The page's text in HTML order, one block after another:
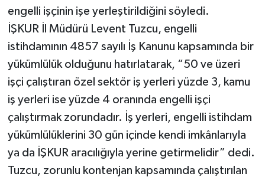
engelli işçinin işe yerleştirildiğini söyledi.
İŞKUR İl Müdürü Levent Tuzcu, engelli
istihdamının 4857 sayılı İş Kanunu kapsamında bir
yükümlülük olduğunu hatırlatarak, “50 ve üzeri
işçi çalıştıran özel sektör iş yerleri yüzde 3, kamu
iş yerleri ise yüzde 4 oranında engelli işçi
çalıştırmak zorundadır. İş yerleri, engelli istihdam
yükümlülüklerini 30 gün içinde kendi imkânlarıyla
ya da İŞKUR aracılığıyla yerine getirmelidir” dedi.
Tuzcu, zorunlu kontenjan kapsamında çalıştırılan
Uğurludağ
Sağlık